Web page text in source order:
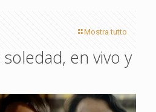
Mostra tutto
en vivo y